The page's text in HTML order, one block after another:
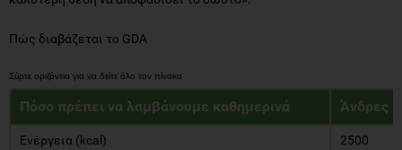
Πώς διαβάζεται το GDA
Πόσο πρέπει να λαμβάνουμε καθημερινά Άνδρες
Ενέργεια (kcal) 2500